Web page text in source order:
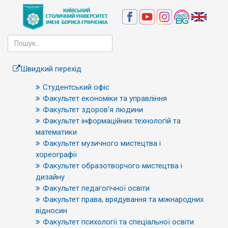
Швидкий перехід
Студентський офіс
Факультет економіки та управління
Факультет здоров’я людини
Факультет інформаційних технологій та
математики
Факультет музичного мистецтва і
хореографії
Факультет образотворчого мистецтва і
дизайну
Факультет педагогічної освіти
Факультет права, врядування та міжнародних
відносин
Факультет психології та спеціальної освіти